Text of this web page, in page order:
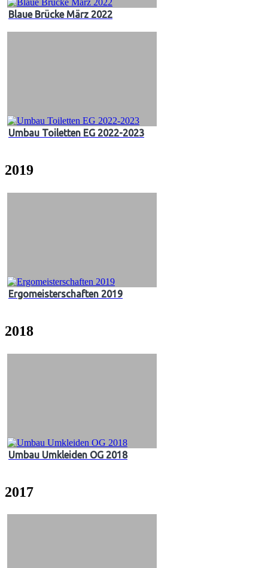
Blaue Brücke März 2022
Umbau Toiletten EG 2022-2023
2019
Ergomeisterschaften 2019
2018
Umbau Umkleiden OG 2018
2017